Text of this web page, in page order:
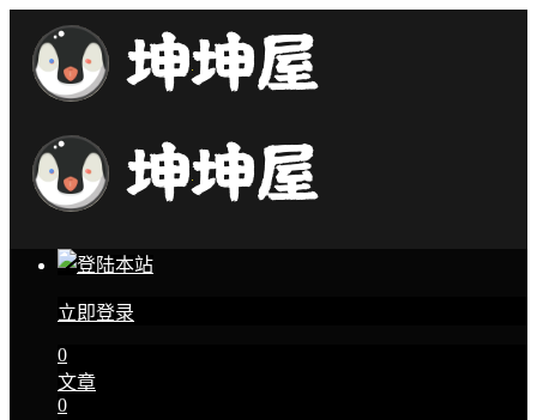
立即登录
0
文章
0